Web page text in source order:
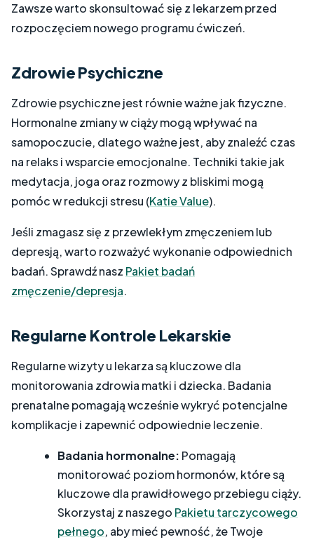
Zawsze warto skonsultować się z lekarzem przed
rozpoczęciem nowego programu ćwiczeń.
Zdrowie Psychiczne
Zdrowie psychiczne jest równie ważne jak fizyczne.
Hormonalne zmiany w ciąży mogą wpływać na
samopoczucie, dlatego ważne jest, aby znaleźć czas
na relaks i wsparcie emocjonalne. Techniki takie jak
medytacja, joga oraz rozmowy z bliskimi mogą
pomóc w redukcji stresu​ (Katie Value)​.
Jeśli zmagasz się z przewlekłym zmęczeniem lub
depresją, warto rozważyć wykonanie odpowiednich
badań. Sprawdź nasz Pakiet badań
zmęczenie/depresja.
Regularne Kontrole Lekarskie
Regularne wizyty u lekarza są kluczowe dla
monitorowania zdrowia matki i dziecka. Badania
prenatalne pomagają wcześnie wykryć potencjalne
komplikacje i zapewnić odpowiednie leczenie.
Badania hormonalne: Pomagają
monitorować poziom hormonów, które są
kluczowe dla prawidłowego przebiegu ciąży.
Skorzystaj z naszego Pakietu tarczycowego
pełnego, aby mieć pewność, że Twoje